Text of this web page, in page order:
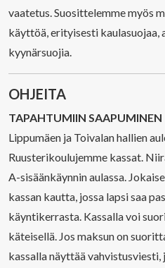
vaatetus. Suosittelemme myös
käyttöä, erityisesti kaulasuojaa,
kyynärsuojia.
OHJEITA
TAPAHTUMIIN SAAPUMINEN
Lippumäen ja Toivalan hallien
Ruusterikoulujemme kassat.
A-sisäänkäynnin aulassa.
kassan kautta, jossa lapsi saa
käyntikerrasta. Kassalla voi
käteisellä. Jos maksun on
kassalla näyttää vahvistusviesti,